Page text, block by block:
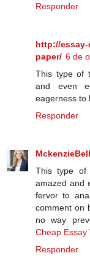
Responder
http://
paper/ 6 de
This type of
and even
eagerness to
Responder
This type of
amazed and
fervor to
comment on
no way
Cheap Essay
Responder